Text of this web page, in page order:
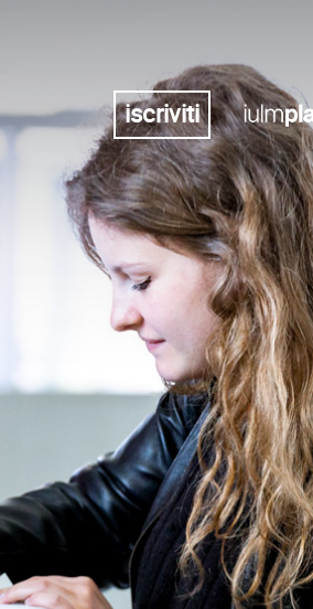
iscriviti